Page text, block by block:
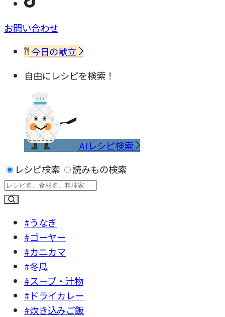
お問い合わせ
今日の献立
自由にレシピを検索！
AIレシピ検索
レシピ検索
読みもの検索
#うなぎ
#ゴーヤー
#カニカマ
#冬瓜
#スープ・汁物
#ドライカレー
#炊き込みご飯